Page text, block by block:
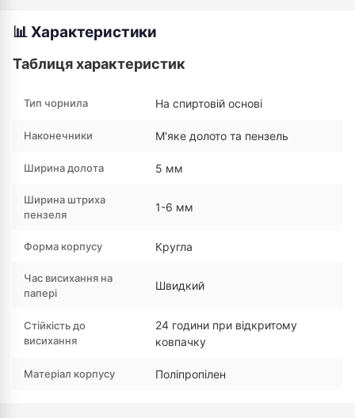
📊 Характеристики
Таблиця характеристик
Тип чорнила На спиртовій основі
Наконечники М'яке долото та пензель
Ширина долота 5 мм
Ширина штриха
пензеля
1-6 мм
Форма корпусу Кругла
Час висихання на
папері
Швидкий
Стійкість до
висихання
24 години при відкритому
ковпачку
Матеріал корпусу Поліпропілен